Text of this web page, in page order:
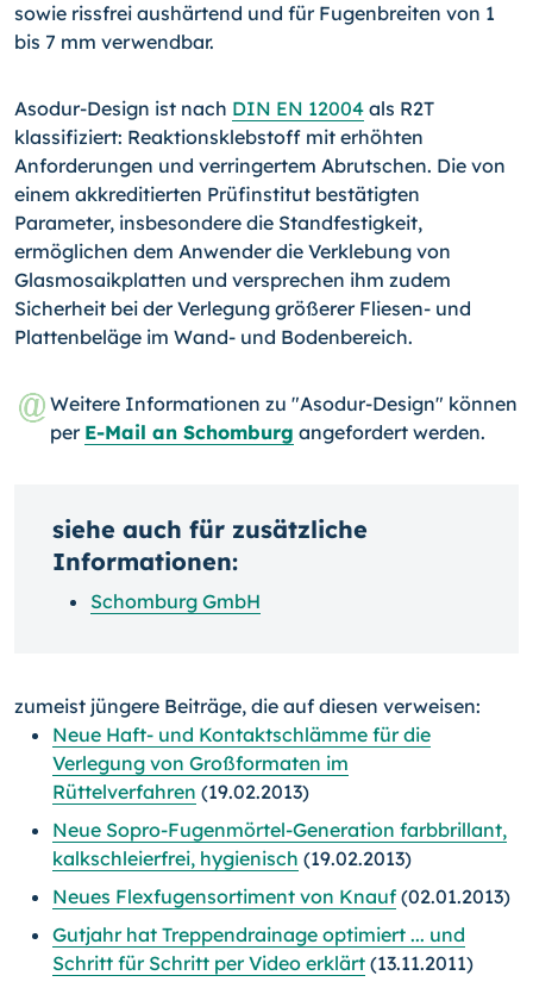
sowie rissfrei aushärtend und für Fugenbreiten von 1
bis 7 mm verwendbar.
Asodur-Design ist nach DIN EN 12004 als R2T
klassifiziert: Reaktionsklebstoff mit erhöhten
Anforderungen und verringertem Abrutschen. Die von
einem akkreditierten Prüfinstitut bestätigten
Parameter, insbesondere die Standfestigkeit,
ermöglichen dem Anwender die Verklebung von
Glasmosaikplatten und versprechen ihm zudem
Sicherheit bei der Verlegung größerer Fliesen- und
Plattenbeläge im Wand- und Bodenbereich.
Weitere Informationen zu "Asodur-Design" können
per E-Mail an Schomburg angefordert werden.
siehe auch für zusätzliche
Informationen:
Schomburg GmbH
zumeist jüngere Beiträge, die auf diesen verweisen:
Neue Haft- und Kontaktschlämme für die
Verlegung von Großformaten im
Rüttelverfahren (19.02.2013)
Neue Sopro-Fugenmörtel-Generation farbbrillant,
kalkschleierfrei, hygienisch (19.02.2013)
Neues Flexfugensortiment von Knauf (02.01.2013)
Gutjahr hat Treppendrainage optimiert ... und
Schritt für Schritt per Video erklärt (13.11.2011)